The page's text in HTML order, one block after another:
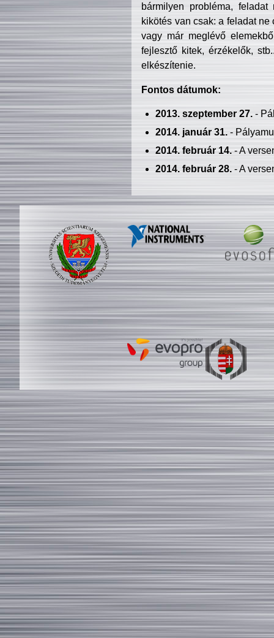
bármilyen probléma, feladat
kikötés van csak: a feladat
vagy már meglévő
fejlesztő kitek, érzékelők,
elkészítenie.
Fontos dátumok:
2013. szeptember 27.-
2014. január 31.-
2014. február 14.- A
2014. február 28.- A